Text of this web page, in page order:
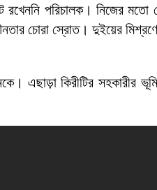
রখেননি পরিচালক। নিজের
চোরা স্রোত। দুইয়ের
এছাড়া কিরীটির সহকারীর